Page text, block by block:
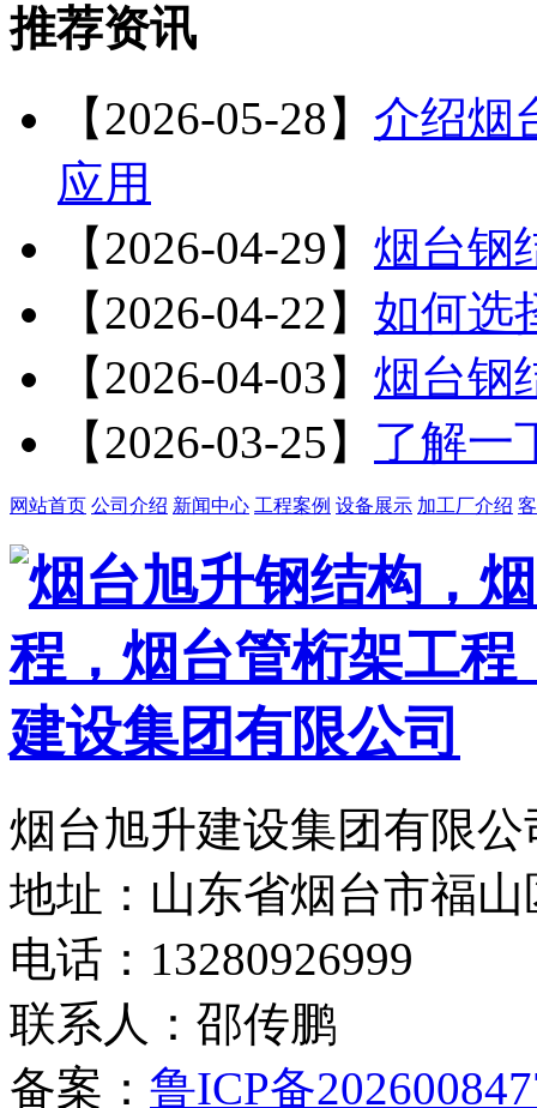
推荐资讯
【2026-05-28】 介绍烟
应用
【2026-04-29】 烟台钢
【2026-04-22】 如何选
【2026-04-03】 烟台钢
【2026-03-25】 了解一
网站首页 公司介绍 新闻中心 工程案例 设备展示 加工厂介绍
烟台旭升建设集团有限
地址：山东省烟台市福
电话：13280926999
联系人：邵传鹏
备案： 鲁ICP备